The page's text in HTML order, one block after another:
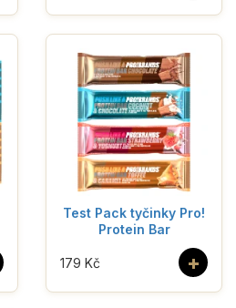
Test Pack tyčinky Pro!
Protein Bar
+
179 Kč